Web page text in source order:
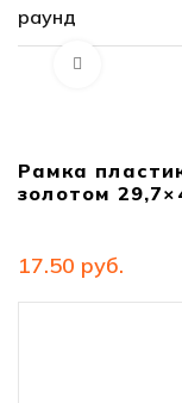
раунд
Рамка
золотом
руб.